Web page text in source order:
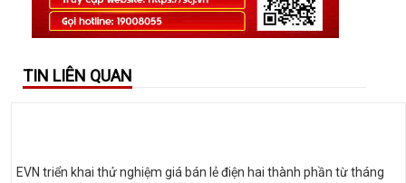
TIN LIÊN QUAN
EVN triển khai thử nghiệm giá bán lẻ điện hai thành phần từ tháng